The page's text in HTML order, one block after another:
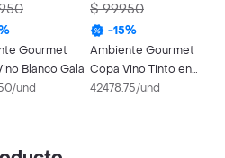
Gourmet
Blanco Gala
und
$ 99.950
-15%
Ambiente Gourmet
Copa Vino Tinto en
Cristal
42478.75/und